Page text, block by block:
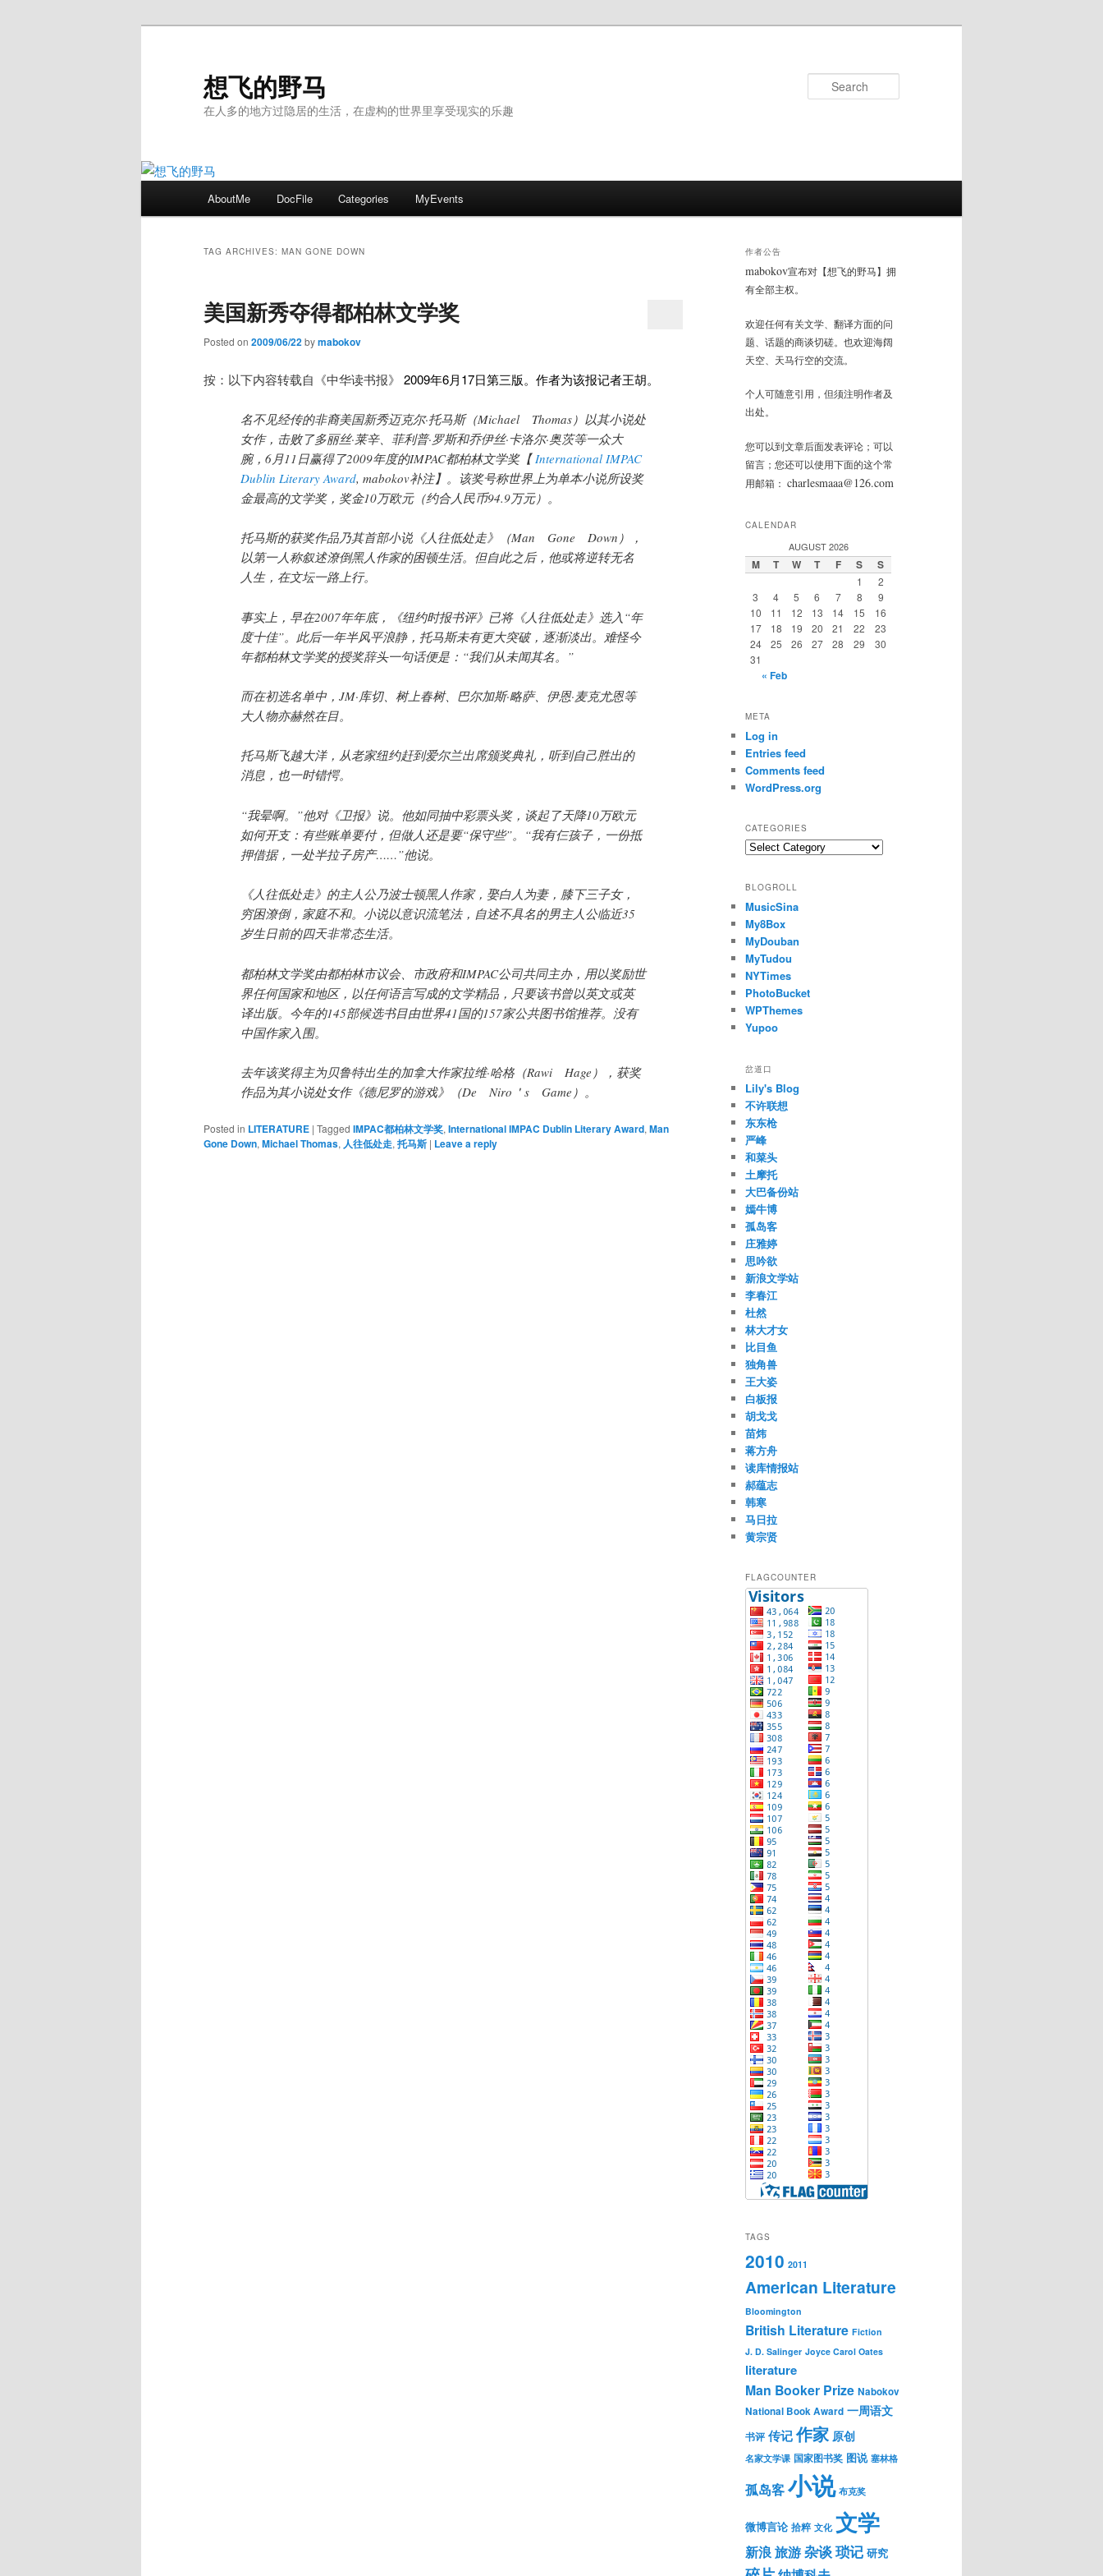
想飞的野马
在人多的地方过隐居的生活，在虚构的世界里享受现实的乐趣
AboutMe DocFile Categories MyEvents
TAG ARCHIVES: MAN GONE DOWN
美国新秀夺得都柏林文学奖
Posted on 2009/06/22bymabokov
按：以下内容转载自《中华读书报》 2009年6月17日第三版。作者为该报记者王胡。
名不见经传的非裔美国新秀迈克尔·托马斯（Michael Thomas）以其小说处
女作，击败了多丽丝·莱辛、菲利普·罗斯和乔伊丝·卡洛尔·奥茨等一众大
腕，6月11日赢得了2009年度的IMPAC都柏林文学奖【 International IMPAC
Dublin Literary Award, mabokov补注】。该奖号称世界上为单本小说所设奖
金最高的文学奖，奖金10万欧元（约合人民币94.9万元）。
托马斯的获奖作品乃其首部小说《人往低处走》（Man Gone Down），
以第一人称叙述潦倒黑人作家的困顿生活。但自此之后，他或将逆转无名
人生，在文坛一路上行。
事实上，早在2007年年底，《纽约时报书评》已将《人往低处走》选入“年
度十佳”。此后一年半风平浪静，托马斯未有更大突破，逐渐淡出。难怪今
年都柏林文学奖的授奖辞头一句话便是：“我们从未闻其名。”
而在初选名单中，JM·库切、树上春树、巴尔加斯·略萨、伊恩·麦克尤恩等
大人物亦赫然在目。
托马斯飞越大洋，从老家纽约赶到爱尔兰出席颁奖典礼，听到自己胜出的
消息，也一时错愕。
“我晕啊。”他对《卫报》说。他如同抽中彩票头奖，谈起了天降10万欧元
如何开支：有些账单要付，但做人还是要“保守些”。“我有仨孩子，一份抵
押借据，一处半拉子房产……”他说。
《人往低处走》的主人公乃波士顿黑人作家，娶白人为妻，膝下三子女，
穷困潦倒，家庭不和。小说以意识流笔法，自述不具名的男主人公临近35
岁生日前的四天非常态生活。
都柏林文学奖由都柏林市议会、市政府和IMPAC公司共同主办，用以奖励世
界任何国家和地区，以任何语言写成的文学精品，只要该书曾以英文或英
译出版。今年的145部候选书目由世界41国的157家公共图书馆推荐。没有
中国作家入围。
去年该奖得主为贝鲁特出生的加拿大作家拉维·哈格（Rawi Hage），获奖
作品为其小说处女作《德尼罗的游戏》（De Niro＇s Game）。
Posted in LITERATURE | Tagged IMPAC都柏林文学奖, International IMPAC Dublin Literary Award, Man
Gone Down, Michael Thomas, 人往低处走, 托马斯 | Leave a reply
作者公告
mabokov宣布对【想飞的野马】拥
有全部主权。
欢迎任何有关文学、翻译方面的问
题、话题的商谈切磋。也欢迎海阔
天空、天马行空的交流。
个人可随意引用，但须注明作者及
出处。
您可以到文章后面发表评论；可以
留言；您还可以使用下面的这个常
用邮箱： charlesmaaa@126.com
CALENDAR
AUGUST 2026
M T W T F S S
1
2
3
4 5 6 7 8
9
10
11 12 13 14 15
16
17
18 19 20 21 22
23
24
25 26 27 28 29
30
31
« Feb
META
Log in
Entries feed
Comments feed
WordPress.org
CATEGORIES
Categories
BLOGROLL
MusicSina
My8Box
MyDouban
MyTudou
NYTimes
PhotoBucket
WPThemes
Yupoo
岔道口
Lily's Blog
不许联想
东东枪
严峰
和菜头
土摩托
大巴备份站
嫣牛博
孤岛客
庄雅婷
思吟欲
新浪文学站
李春江
杜然
林大才女
比目鱼
独角兽
王大姿
白板报
胡戈戈
苗炜
蒋方舟
读库情报站
郝蕴志
韩寒
马日拉
黄宗贤
FLAGCOUNTER
TAGS
2010 2011
American Literature
Bloomington
British Literature Fiction
J. D. Salinger Joyce Carol Oates
literature
Man Booker Prize Nabokov
National Book Award 一周语文
书评 传记作家 原创
名家文学课 国家图书奖 图说 塞林格
孤岛客小说 布克奖
微博言论 拾粹 文化 文学
新浪旅游杂谈琐记 研究